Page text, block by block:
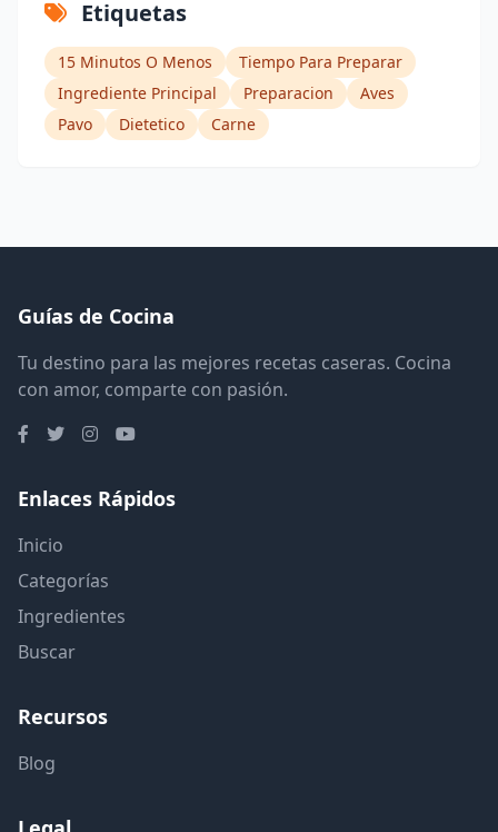
Etiquetas
15 Minutos O Menos
Tiempo Para Preparar
Ingrediente Principal
Preparacion
Aves
Pavo
Dietetico Carne
Guías de Cocina
Tu destino para las mejores recetas caseras. Cocina
con amor, comparte con pasión.
Enlaces Rápidos
Inicio
Categorías
Ingredientes
Buscar
Recursos
Blog